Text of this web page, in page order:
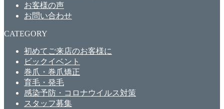
お客様の声
お問い合わせ
CATEGORY
初めてご来店のお客様に
ビックイベント
巻爪・巻爪矯正
育毛・発毛
感染予防・コロナウイルス対策
スタッフ募集